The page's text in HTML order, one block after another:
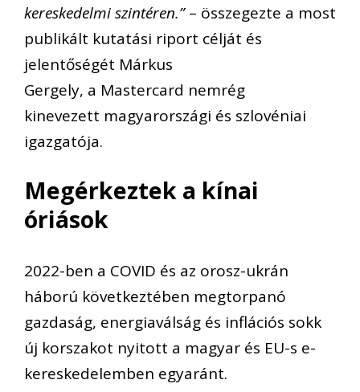
kereskedelmi szintéren.”– összegezte a most
publikált kutatási riport célját és
jelentőségét Márkus
Gergely, a Mastercard nemrég
kinevezett magyarországi és szlovéniai
igazgatója.
Megérkeztek a kínai
óriások
2022-ben a COVID és az orosz-ukrán
háború következtében megtorpanó
gazdaság, energiaválság és inflációs sokk
új korszakot nyitott a magyar és EU-s e-
kereskedelemben egyaránt.